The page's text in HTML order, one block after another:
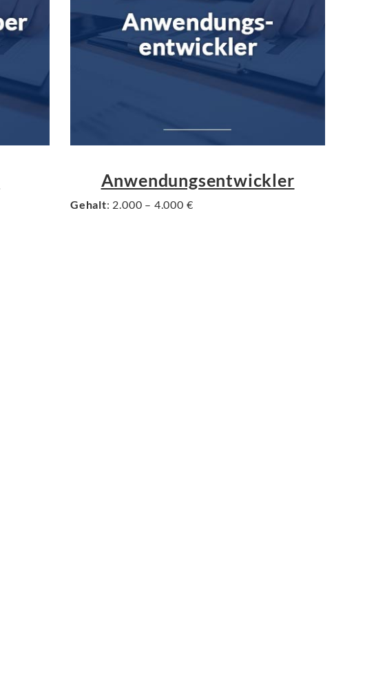
Anwendungsentwickler
Gehalt: 2.000 – 4.000 €